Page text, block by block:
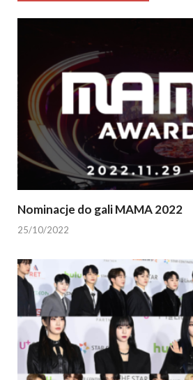
Nominacje do gali MAMA 2022
25/10/2022